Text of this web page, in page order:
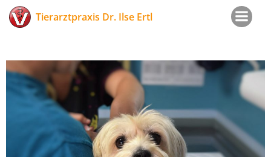
Inhalt
Tierarztpraxis Dr. Ilse Ertl